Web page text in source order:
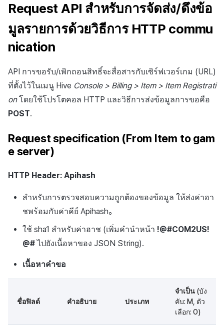
Request API สำหรับการจัดส่ง/ดึงข้อ
มูลรายการด้วยวิธีการ HTTP commu
nication
API การขอรับ/เพิกถอนสิทธิ์จะสื่อสารกับเซิร์ฟเวอร์เกม (URL)
ที่ตั้งไว้ในเมนู Hive Console > Billing > Item > Item Registrati
onโดยใช้โปรโตคอล HTTP และวิธีการส่งข้อมูลการขอคือ
POST.
Requestspecification (From Item to gam
e server)
HTTP Header: Apihash
สำหรับการตรวจสอบความถูกต้องของข้อมูล ให้ส่งค่าฮา
ชพร้อมกับค่าคีย์ Apihash。
ใช้ sha1 สำหรับค่าฮาช (เพิ่มคำนำหน้า !@#COM2US!
@#ไปยังเนื้อหาของ JSON String).
เนื้อหาคำขอ
ชื่อฟิลด์ คำอธิบาย ประเภท
จำเป็น (บัง
คับ: M, ตัว
เลือก: O)